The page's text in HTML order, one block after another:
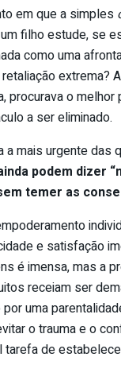
em que a simples
filho estude, se
como uma
extrema?
procurava o melhor
a ser eliminado.
a mais urgente das
podem dizer
temer as
e satisfação
é imensa, mas a
receiam ser
uma
o trauma e o
tarefa de